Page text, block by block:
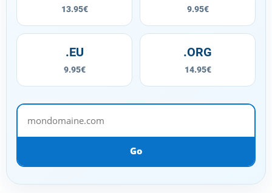
13.95€ 9.95€
.EU
9.95€
.ORG
14.95€
mondomaine.com
Go